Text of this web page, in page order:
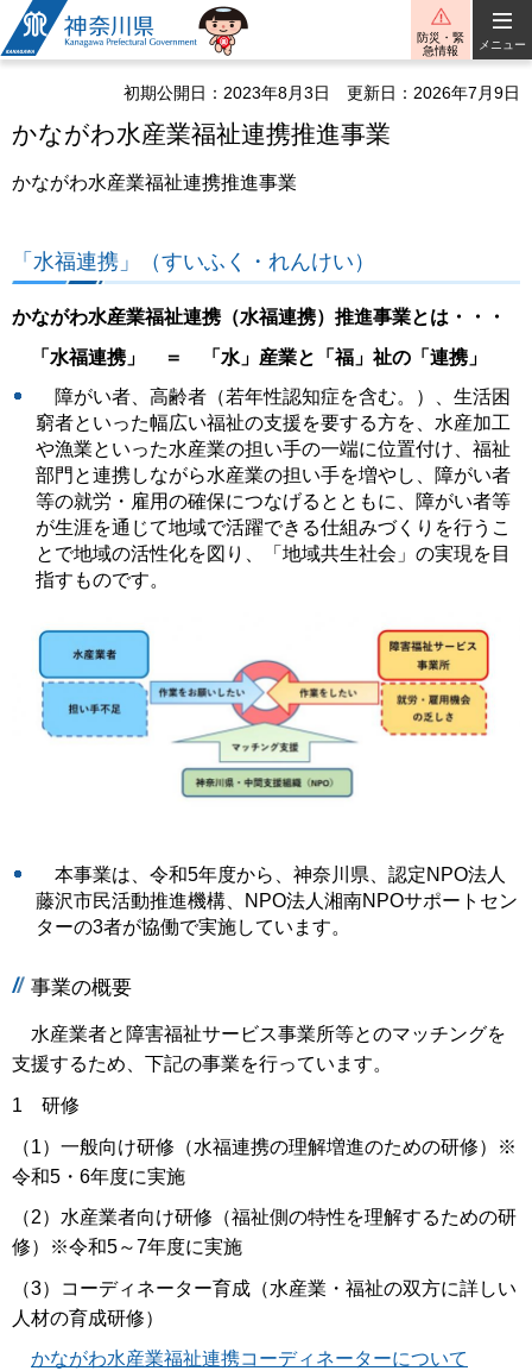
神奈川県
防災・緊
急情報
メニュー
初期公開日：2023年8月3日 更新日：2026年7月9日
かながわ水産業福祉連携推進事業
かながわ水産業福祉連携推進事業
「水福連携」（すいふく・れんけい）
かながわ水産業福祉連携（水福連携）推進事業とは・・・
「水福連携」 ＝ 「水」産業と「福」祉の「連携」
障がい者、高齢者（若年性認知症を含む。）、生活困
窮者といった幅広い福祉の支援を要する方を、水産加工
や漁業といった水産業の担い手の一端に位置付け、福祉
部門と連携しながら水産業の担い手を増やし、障がい者
等の就労・雇用の確保につなげるとともに、障がい者等
が生涯を通じて地域で活躍できる仕組みづくりを行うこ
とで地域の活性化を図り、「地域共生社会」の実現を目
指すものです。
本事業は、令和5年度から、神奈川県、認定NPO法人
藤沢市民活動推進機構、NPO法人湘南NPOサポートセン
ターの3者が協働で実施しています。
事業の概要
水産業者と障害福祉サービス事業所等とのマッチングを
支援するため、下記の事業を行っています。
1 研修
（1）一般向け研修（水福連携の理解増進のための研修）※
令和5・6年度に実施
（2）水産業者向け研修（福祉側の特性を理解するための研
修）※令和5～7年度に実施
（3）コーディネーター育成（水産業・福祉の双方に詳しい
人材の育成研修）
かながわ水産業福祉連携コーディネーターについて